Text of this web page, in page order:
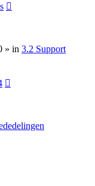
» in 3.2 Support